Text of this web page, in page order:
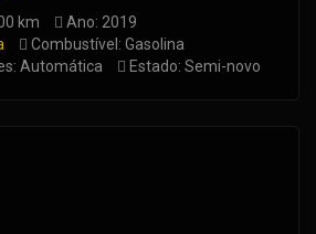
km
Ano: 2019
Combustível: Gasolina
Automática
Estado: Semi-novo